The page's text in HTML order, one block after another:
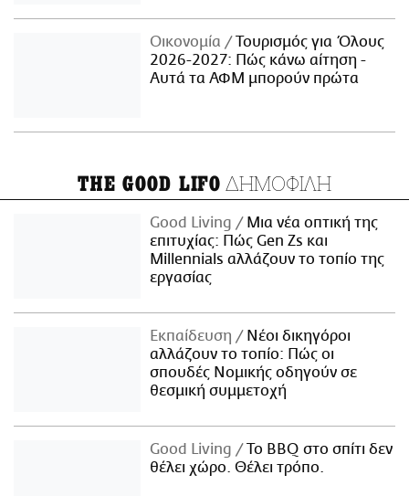
Οικονομία
Τουρισμός για Όλους
2026-2027: Πώς κάνω αίτηση -
Αυτά τα ΑΦΜ μπορούν πρώτα
THE GOOD LIFO ΔΗΜΟΦΙΛΗ
Good Living
Μια νέα οπτική της
επιτυχίας: Πώς Gen Zs και
Millennials αλλάζουν το τοπίο της
εργασίας
Εκπαίδευση
Νέοι δικηγόροι
αλλάζουν το τοπίο: Πώς οι
σπουδές Νομικής οδηγούν σε
θεσμική συμμετοχή
Good Living
Το BBQ στο σπίτι δεν
θέλει χώρο. Θέλει τρόπο.